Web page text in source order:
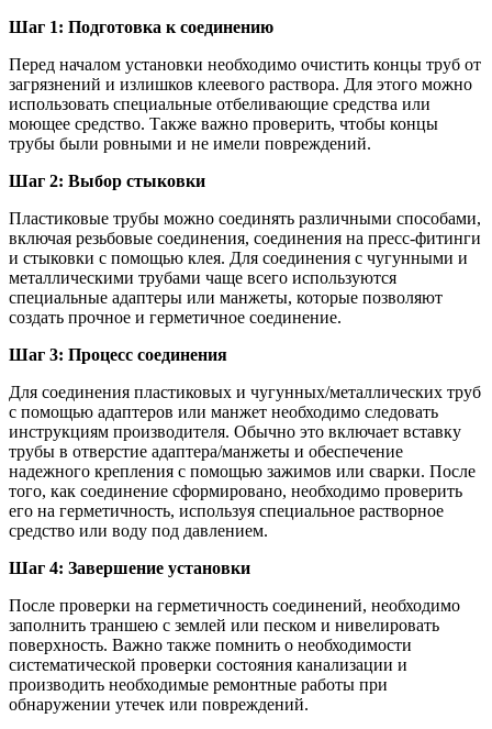
Шаг 1: Подготовка к соединению
Перед началом установки необходимо очистить концы труб от
загрязнений и излишков клеевого раствора. Для этого можно
использовать специальные отбеливающие средства или
моющее средство. Также важно проверить, чтобы концы
трубы были ровными и не имели повреждений.
Шаг 2: Выбор стыковки
Пластиковые трубы можно соединять различными способами,
включая резьбовые соединения, соединения на пресс-фитинги
и стыковки с помощью клея. Для соединения с чугунными и
металлическими трубами чаще всего используются
специальные адаптеры или манжеты, которые позволяют
создать прочное и герметичное соединение.
Шаг 3: Процесс соединения
Для соединения пластиковых и чугунных/металлических труб
с помощью адаптеров или манжет необходимо следовать
инструкциям производителя. Обычно это включает вставку
трубы в отверстие адаптера/манжеты и обеспечение
надежного крепления с помощью зажимов или сварки. После
того, как соединение сформировано, необходимо проверить
его на герметичность, используя специальное растворное
средство или воду под давлением.
Шаг 4: Завершение установки
После проверки на герметичность соединений, необходимо
заполнить траншею с землей или песком и нивелировать
поверхность. Важно также помнить о необходимости
систематической проверки состояния канализации и
производить необходимые ремонтные работы при
обнаружении утечек или повреждений.